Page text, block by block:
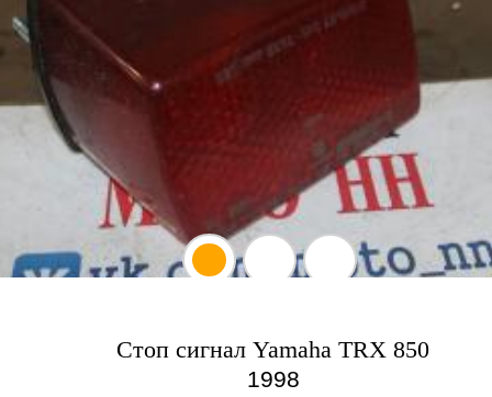
Стоп сигнал Yamaha TRX 850
1998